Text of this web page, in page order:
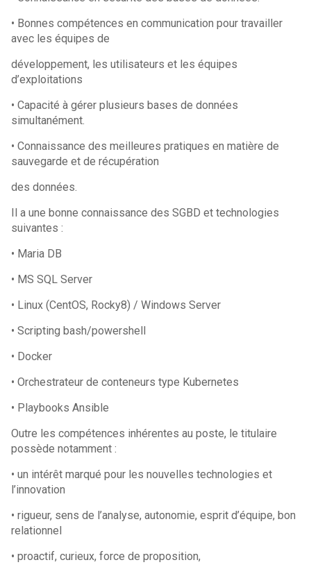
• Bonnes compétences en communication pour travailler
avec les équipes de
développement, les utilisateurs et les équipes
d’exploitations
• Capacité à gérer plusieurs bases de données
simultanément.
• Connaissance des meilleures pratiques en matière de
sauvegarde et de récupération
des données.
Il a une bonne connaissance des SGBD et technologies
suivantes :
• Maria DB
• MS SQL Server
• Linux (CentOS, Rocky8) / Windows Server
• Scripting bash/powershell
• Docker
• Orchestrateur de conteneurs type Kubernetes
• Playbooks Ansible
Outre les compétences inhérentes au poste, le titulaire
possède notamment :
• un intérêt marqué pour les nouvelles technologies et
l’innovation
• rigueur, sens de l’analyse, autonomie, esprit d’équipe, bon
relationnel
• proactif, curieux, force de proposition,